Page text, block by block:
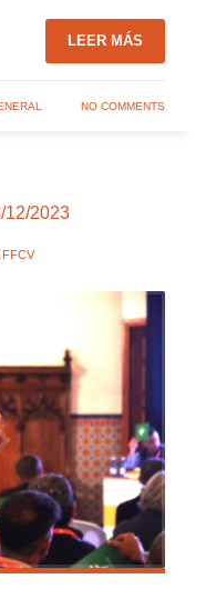
LEER MÁS
NO COMMENTS
12/2023
FFCV